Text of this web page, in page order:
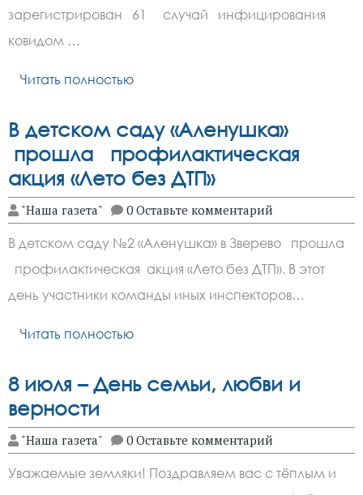
зарегистрирован 61 случай инфицирования
ковидом …
Читать полностью
В детском саду «Аленушка»
прошла профилактическая
акция «Лето без ДТП»
"Наша газета" 0 Оставьте комментарий
В детском саду №2 «Аленушка» в Зверево прошла
профилактическая акция «Лето без ДТП». В этот
день участники команды иных инспекторов…
Читать полностью
8 июля – День семьи, любви и
верности
"Наша газета" 0 Оставьте комментарий
Уважаемые земляки! Поздравляем вас с тёплым и